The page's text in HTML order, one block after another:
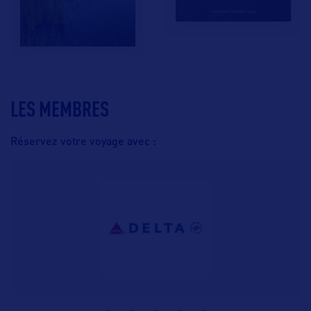
LES MEMBRES
Réservez votre voyage avec :